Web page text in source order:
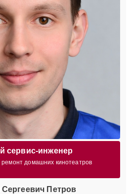
сервис-инженер
домашних кинотеатров
Петров